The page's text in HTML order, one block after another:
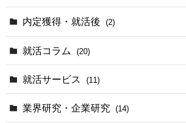
内定獲得・就活後 (2)
就活コラム (20)
就活サービス (11)
業界研究・企業研究 (14)